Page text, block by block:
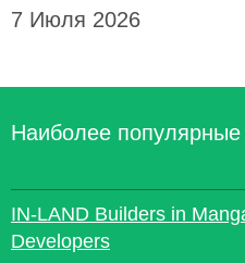
7 Июля 2026
Наиболее
IN-LAND Builders in
Developers